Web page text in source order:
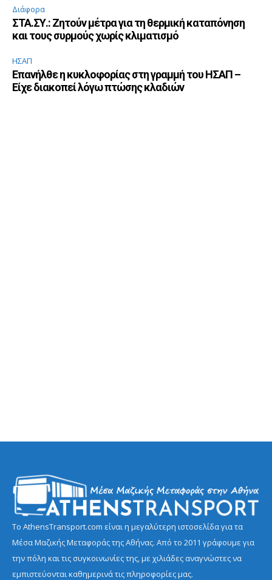
Διάφορα
ΣΤΑ.ΣΥ.: Ζητούν μέτρα για τη θερμική καταπόνηση
και τους συρμούς χωρίς κλιματισμό
ΗΣΑΠ
Επανήλθε η κυκλοφορίας στη γραμμή του ΗΣΑΠ –
Είχε διακοπεί λόγω πτώσης κλαδιών
Το AthensTransport.com είναι η μεγαλύτερη ιστοσελίδα για τα
Μέσα Μαζικής Μεταφοράς της Αθήνας. Από το 2011 γράφουμε για
την πόλη και τις συγκοινωνίες της, με χιλιάδες αναγνώστες να
εμπιστεύονται καθημερινά τις πληροφορίες μας.